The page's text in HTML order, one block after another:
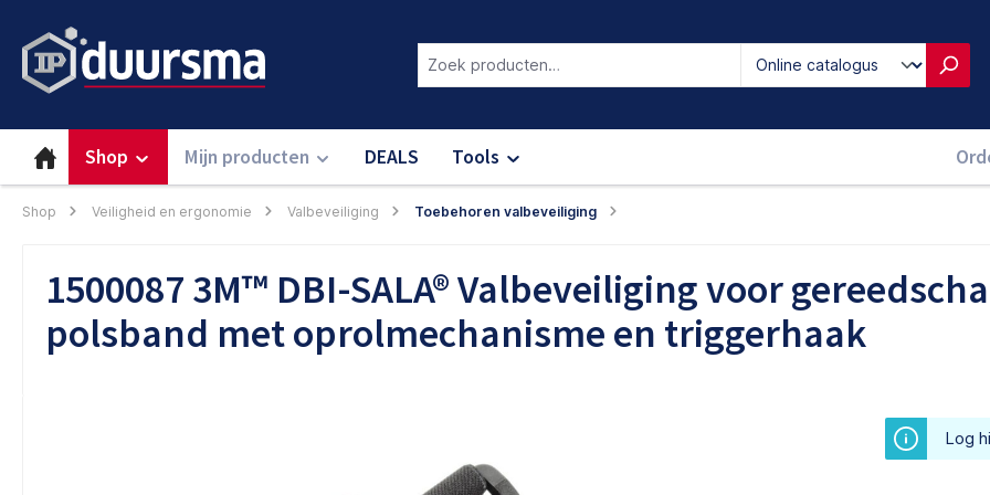
Shop Mijn producten DEALS Tools
Shop Veiligheid en ergonomie Valbeveiliging Toebehoren valbeveiliging
1500087 3M™ DBI-SALA® Valbeveiliging voor
polsband met oprolmechanisme en triggerhaak
Log